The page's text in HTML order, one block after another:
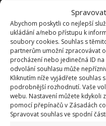
Abychom poskytli co nejlepší
ukládání a/nebo přístupu k
soubory cookies. Souhlas s
partnerům umožní zpracovávat
procházení nebo jedinečná ID
odvolání souhlasu může
Kliknutím níže vyjádřete souhlas
podrobnější rozhodnutí. Vaše
webu. Nastavení můžete kdykoli
pomocí přepínačů v Zásadách
Spravovat souhlas ve spodní
Je libo vejce
ztracená?
Kromě vaření natvrdo
také naměkko nebo na
se budou vejce vařit.
konzumovat například
minut – bílek bude tuhý
Jestli ho chcete